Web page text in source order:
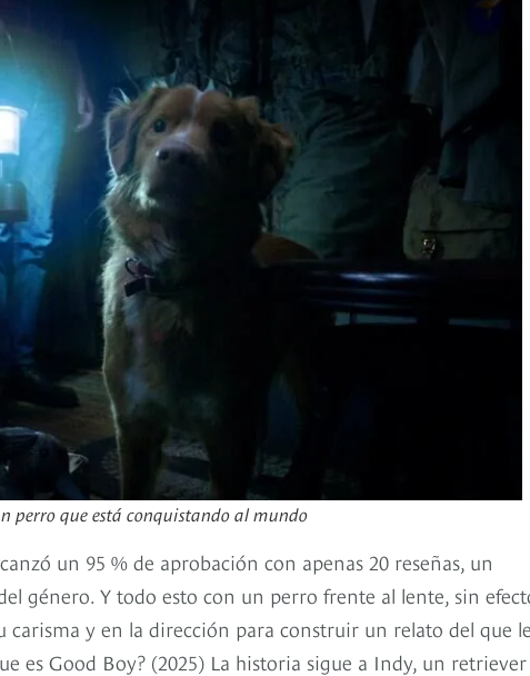
perro que está conquistando al mundo
un 95 % de aprobación con apenas 20 reseñas, un
género. Y todo esto con un perro frente al lente, sin
carisma y en la dirección para construir un relato del que
es Good Boy? (2025) La historia sigue a Indy, un